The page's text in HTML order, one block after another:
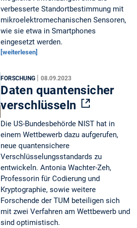
verbesserte Standortbestimmung mit
mikroelektromechanischen Sensoren,
wie sie etwa in Smartphones
eingesetzt werden.
[weiterlesen]
FORSCHUNG |08.09.2023
Daten quantensicher
verschlüsseln
Die US-Bundesbehörde NIST hat in
einem Wettbewerb dazu aufgerufen,
neue quantensichere
Verschlüsselungsstandards zu
entwickeln. Antonia Wachter-Zeh,
Professorin für Codierung und
Kryptographie, sowie weitere
Forschende der TUM beteiligen sich
mit zwei Verfahren am Wettbewerb und
sind optimistisch.